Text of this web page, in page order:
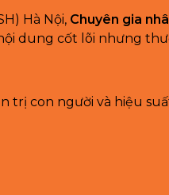
Hà Nội, Chuyên gia
dung cốt lõi nhưng
trị con người và hiệu